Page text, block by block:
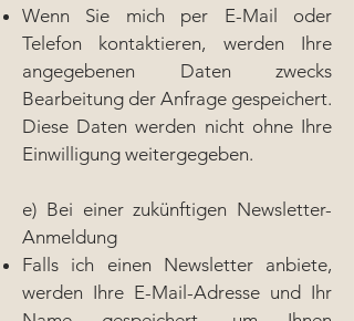
Wenn Sie mich per E-Mail oder
Telefon kontaktieren, werden Ihre
angegebenen Daten zwecks
Bearbeitung der Anfrage gespeichert.
Diese Daten werden nicht ohne Ihre
Einwilligung weitergegeben.
e) Bei einer zukünftigen Newsletter-
Anmeldung
Falls ich einen Newsletter anbiete,
werden Ihre E-Mail-Adresse und Ihr